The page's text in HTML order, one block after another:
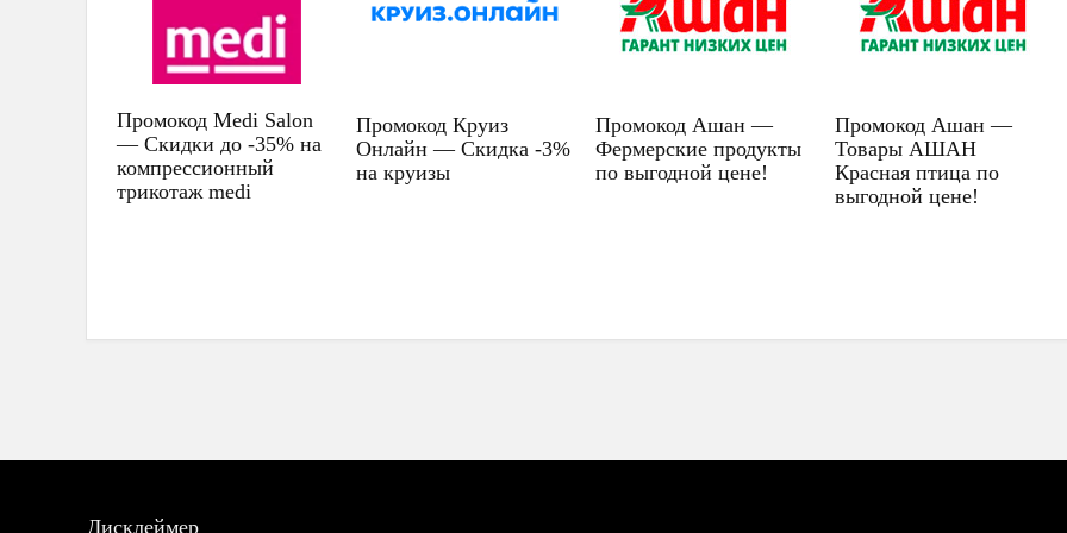
Промокод Medi Salon
— Скидки до -35% на
компрессионный
трикотаж medi
Промокод Круиз
Онлайн — Скидка -3%
на круизы
Промокод Ашан —
Фермерские продукты
по выгодной цене!
Промокод Ашан —
Товары АШАН
Красная птица по
выгодной цене!
Дисклеймер